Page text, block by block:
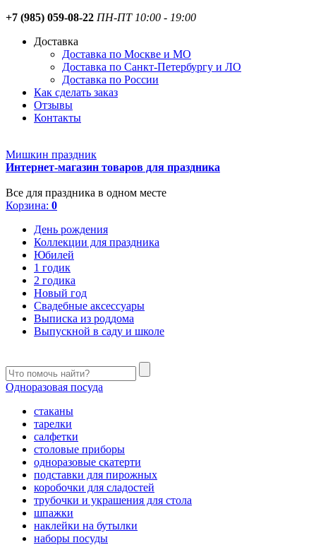
+7 (985) 059-08-22 ПН-ПТ 10:00 - 19:00
Доставка
Доставка по Москве и МО
Доставка по Санкт-Петербургу и ЛО
Доставка по России
Как сделать заказ
Отзывы
Контакты
Мишкин праздник
Интернет-магазин товаров для праздника
Все для праздника в одном месте
Корзина: 0
День рождения
Коллекции для праздника
Юбилей
1 годик
2 годика
Новый год
Свадебные аксессуары
Выписка из роддома
Выпускной в саду и школе
Одноразовая посуда
стаканы
тарелки
салфетки
столовые приборы
одноразовые скатерти
подставки для пирожных
коробочки для сладостей
трубочки и украшения для стола
шпажки
наклейки на бутылки
наборы посуды